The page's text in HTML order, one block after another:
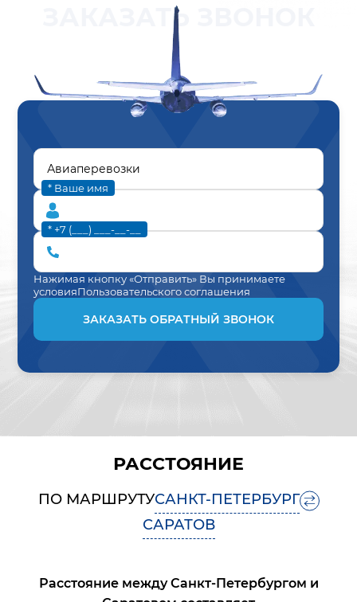
ЗАКАЗАТЬ ЗВОНОК
* Ваше имя
* +7 (___) ___-__-__
Нажимая кнопку «Отправить» Вы принимаете
условияПользовательского соглашения
ЗАКАЗАТЬ ОБРАТНЫЙ ЗВОНОК
РАССТОЯНИЕ
ПО МАРШРУТУСАНКТ-ПЕТЕРБУРГ
САРАТОВ
Расстояние междуСанкт-Петербургом и